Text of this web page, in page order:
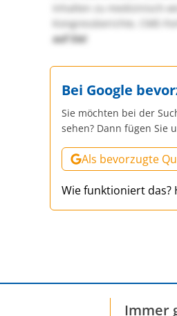
Inhalten zu medizinisch-
Kongressberichte, CME-
auf Sie!
Bei Google
Sie möchten bei der
sehen? Dann fügen Sie
Als bevorzugte
Wie funktioniert das?
Immer